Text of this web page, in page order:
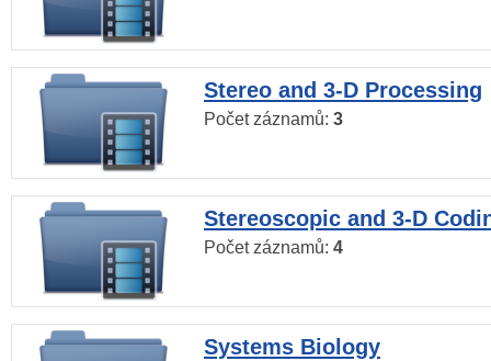
Stereo and 3-D Processing
Počet záznamů: 3
Stereoscopic and 3-D
Počet záznamů: 4
Systems Biology